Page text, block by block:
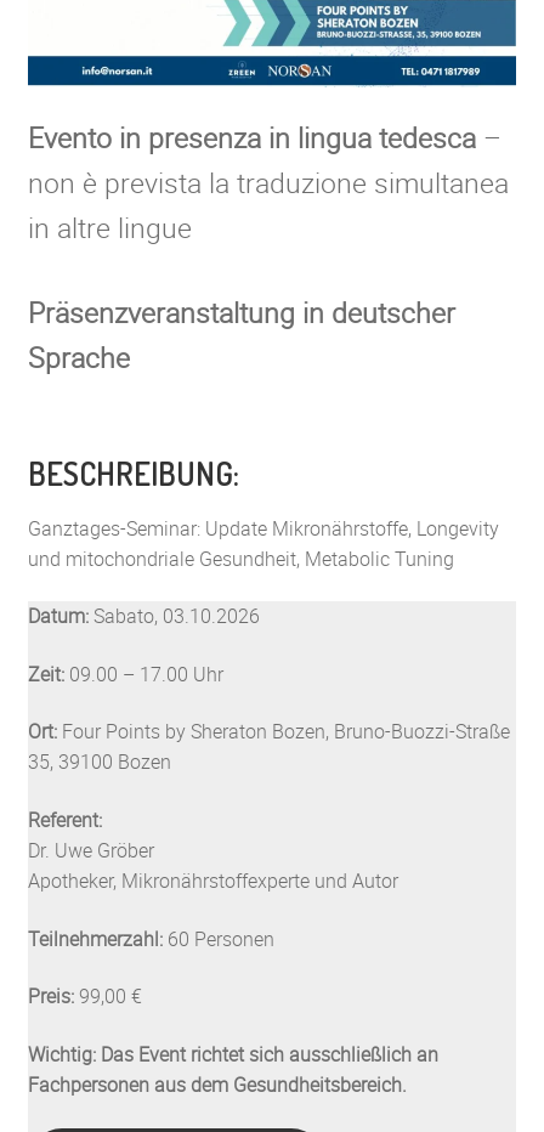
Evento in presenza in lingua tedesca–
non è prevista la traduzione simultanea
in altre lingue
Präsenzveranstaltung in deutscher
Sprache
BESCHREIBUNG:
Ganztages-Seminar: Update Mikronährstoffe, Longevity
und mitochondriale Gesundheit, Metabolic Tuning
Datum:Sabato, 03.10.2026
Zeit:09.00 – 17.00 Uhr
Ort: Four Points by Sheraton Bozen, Bruno-Buozzi-Straße
35, 39100 Bozen
Referent:
Dr. Uwe Gröber
Apotheker, Mikronährstoffexperte und Autor
Teilnehmerzahl:60 Personen
Preis:99,00 €
Wichtig: Das Event richtet sich ausschließlich an
Fachpersonen aus dem Gesundheitsbereich.